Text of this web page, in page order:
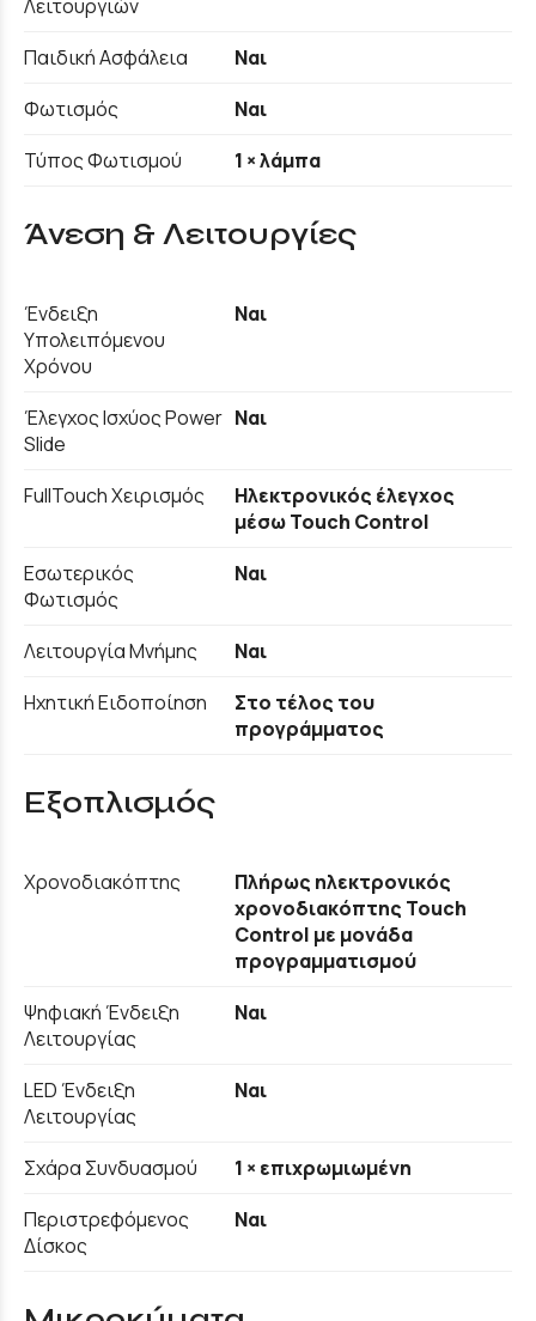
Λειτουργιών
Παιδική Ασφάλεια
Ναι
Φωτισμός
Ναι
Τύπος Φωτισμού
1 × λάμπα
Άνεση & Λειτουργίες
Ένδειξη
Υπολειπόμενου
Χρόνου
Ναι
Έλεγχος Ισχύος Power
Slide
Ναι
FullTouch Χειρισμός
Ηλεκτρονικός έλεγχος
μέσω Touch Control
Εσωτερικός
Φωτισμός
Ναι
Λειτουργία Μνήμης
Ναι
Ηχητική Ειδοποίηση
Στο τέλος του
προγράμματος
Εξοπλισμός
Χρονοδιακόπτης
Πλήρως ηλεκτρονικός
χρονοδιακόπτης Touch
Control με μονάδα
προγραμματισμού
Ψηφιακή Ένδειξη
Λειτουργίας
Ναι
LED Ένδειξη
Λειτουργίας
Ναι
Σχάρα Συνδυασμού
1 × επιχρωμιωμένη
Περιστρεφόμενος
Δίσκος
Ναι